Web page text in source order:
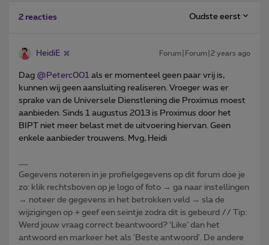
2 reacties Oudste eerst
HeidiE Forum|Forum|2 years ago
Dag @Peterc001 als er momenteel geen paar vrij is,
kunnen wij geen aansluiting realiseren. Vroeger was er
sprake van de Universele Dienstlening die Proximus moest
aanbieden. Sinds 1 augustus 2013 is Proximus door het
BIPT niet meer belast met de uitvoering hiervan. Geen
enkele aanbieder trouwens. Mvg, Heidi
Gegevens noteren in je profielgegevens op dit forum doe je
zo: klik rechtsboven op je logo of foto → ga naar instellingen
→ noteer de gegevens in het betrokken veld → sla de
wijzigingen op + geef een seintje zodra dit is gebeurd // Tip:
Werd jouw vraag correct beantwoord? ‘Like’ dan het
antwoord en markeer het als 'Beste antwoord'. De andere